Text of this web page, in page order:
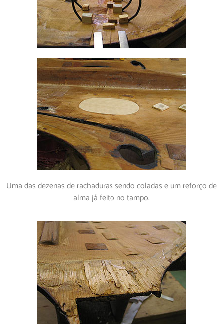
Uma das dezenas de rachaduras sendo coladas e um reforço de
alma já feito no tampo.